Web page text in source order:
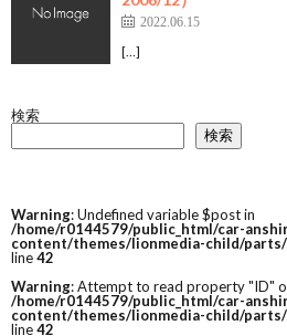
2022.06.15
[…]
検索
検索
Warning: Undefined variable $post in
/home/r0144579/public_html/car-
content/themes/lionmedia-child/
line42
Warning: Attempt to read property "ID"
/home/r0144579/public_html/car-
content/themes/lionmedia-child/
line42